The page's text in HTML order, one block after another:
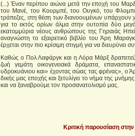
(...) Έναν περίπου αιώνα μετά την εποχή του
του Μανέ, του Κουρμπέ, του Ουγκό, του
τράπεζες, στη θέση των διανοουμένων υπάρχουν
για το εκτός ορίων άλμα στην ουτοπία δύο
εκατομμύρια νέους ανθρώπους της Γηραιάς
αναγνώστη το εξαιρετικό βιβλίο του Άρη
έρχεται στην πιο κρίσιμη στιγμή για να διευρύνει
Καθώς ο Πολ Λαφάργκ και η Λόρα Μάρξ
ζωή γεμάτη οικογενειακά δράματα,
υδροκυάνιου και» έχοντας σώας τας φρένας», ο
δικής μας εποχής και ξετυλίγει το νήμα της
και να ξαναβρούμε τον προσανατολισμό μας.
Κριτική παρουσίαση